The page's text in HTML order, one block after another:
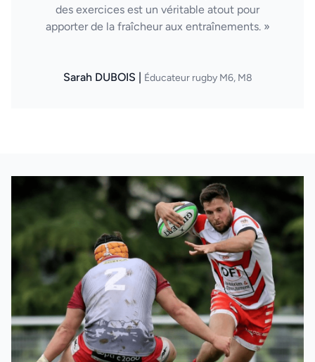
des exercices est un véritable atout pour
apporter de la fraîcheur aux entraînements. »
Sarah DUBOIS | Éducateur rugby M6, M8